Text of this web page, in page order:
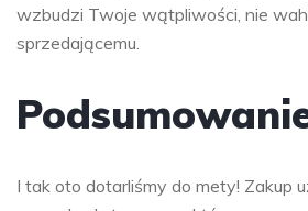
wzbudzi Twoje wątpliwości, nie
sprzedającemu.
I tak oto dotarliśmy do mety! Zakup